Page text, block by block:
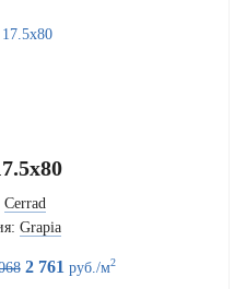
Cerrad
Grapia
2 761руб./м2